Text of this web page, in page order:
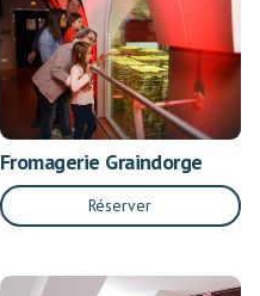
Fromagerie Graindorge
Réserver